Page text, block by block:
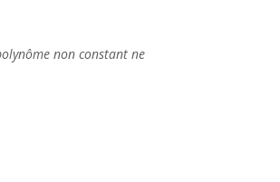
non constant ne